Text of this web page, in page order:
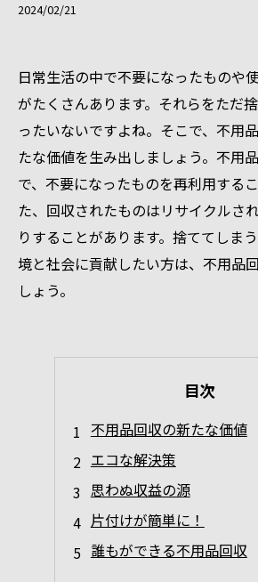
2024/02/21
日常生活の中で不要になったものや
がたくさんあります。それらをただ
ったいないですよね。そこで、不用
たな価値を生み出しましょう。不用
で、不要になったものを再利用する
た、回収されたものはリサイクルさ
りすることがあります。捨ててしま
境と社会に貢献したい方は、不用品
しょう。
目次
不用品回収の新たな価値
エコな解決策
思わぬ収益の源
片付けが簡単に！
誰もができる不用品回収